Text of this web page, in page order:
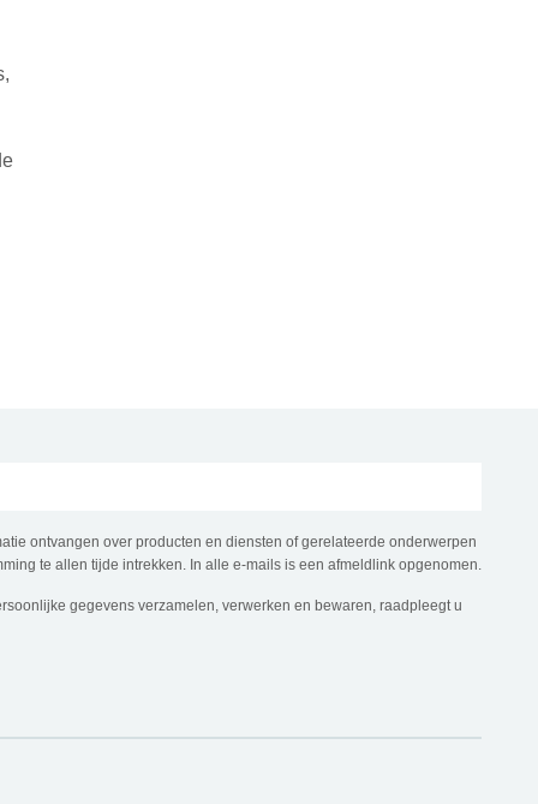
ontvangen over producten en diensten of gerelateerde onderwerpen
te allen tijde intrekken. In alle e-mails is een afmeldlink opgenomen.
gegevens verzamelen, verwerken en bewaren, raadpleegt u